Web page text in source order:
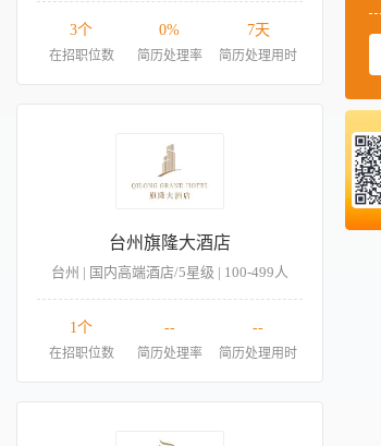
3个
在招职位数
0%
简历处理率
7天
简历处理用时
台州旗隆大酒店
台州 | 国内高端酒店/5星级 | 100-499人
1个
在招职位数
--
简历处理率
--
简历处理用时